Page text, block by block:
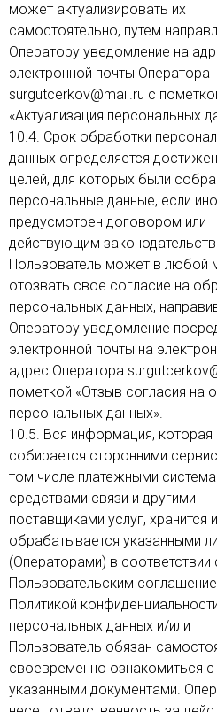
может актуализировать их
самостоятельно, путем
Оператору уведомление на
электронной почты Оператора
surgutcerkov@mail.ru с
«Актуализация персональных
10.4. Срок обработки
данных определяется
целей, для которых были
персональные данные, если
предусмотрен договором или
действующим
Пользователь может в любой
отозвать свое согласие на
персональных данных,
Оператору уведомление
электронной почты на
адрес Оператора
пометкой «Отзыв согласия на
персональных данных».
10.5. Вся информация, которая
собирается сторонними
том числе платежными
средствами связи и другими
поставщиками услуг, хранится и
обрабатывается указанными
(Операторами) в соответствии
Пользовательским
Политикой
персональных данных и/или
Пользователь обязан
своевременно ознакомиться с
указанными документами.